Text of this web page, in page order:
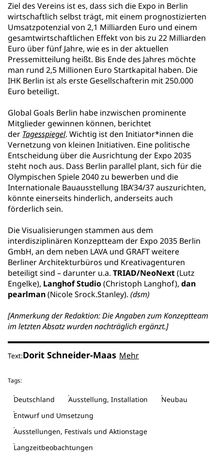
Ziel des Vereins ist es, dass sich die Expo in Berlin
wirtschaftlich selbst trägt, mit einem prognostizierten
Umsatzpotenzial von 2,1 Milliarden Euro und einem
gesamtwirtschaftlichen Effekt von bis zu 22 Milliarden
Euro über fünf Jahre, wie es in der aktuellen
Pressemitteilung heißt. Bis Ende des Jahres möchte
man rund 2,5 Millionen Euro Startkapital haben. Die
IHK Berlin ist als erste Gesellschafterin mit 250.000
Euro beteiligt.
Global Goals Berlin habe inzwischen prominente
Mitglieder gewinnen können, berichtet
der Tagesspiegel. Wichtig ist den Initiator*innen die
Vernetzung von kleinen Initiativen. Eine politische
Entscheidung über die Ausrichtung der Expo 2035
steht noch aus. Dass Berlin parallel plant, sich für die
Olympischen Spiele 2040 zu bewerben und die
Internationale Bauausstellung IBA’34/37 auszurichten,
könnte einerseits hinderlich, anderseits auch
förderlich sein.
Die Visualisierungen stammen aus dem
interdisziplinären Konzeptteam der Expo 2035 Berlin
GmbH, an dem neben LAVA und GRAFT weitere
Berliner Architekturbüros und Kreativagenturen
beteiligt sind – darunter u.a. TRIAD/NeoNext(Lutz
Engelke), Langhof Studio(Christoph Langhof), dan
pearlman(Nicole Srock.Stanley). (dsm)
[Anmerkung der Redaktion: Die Angaben zum Konzeptteam
im letzten Absatz wurden nachträglich ergänzt.]
Text:Dorit Schneider-Maas Mehr
Tags:
Deutschland Ausstellung, Installation
Neubau
Entwurf und Umsetzung
Ausstellungen, Festivals und Aktionstage
Langzeitbeobachtungen